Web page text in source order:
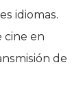
idiomas.
cine en
de